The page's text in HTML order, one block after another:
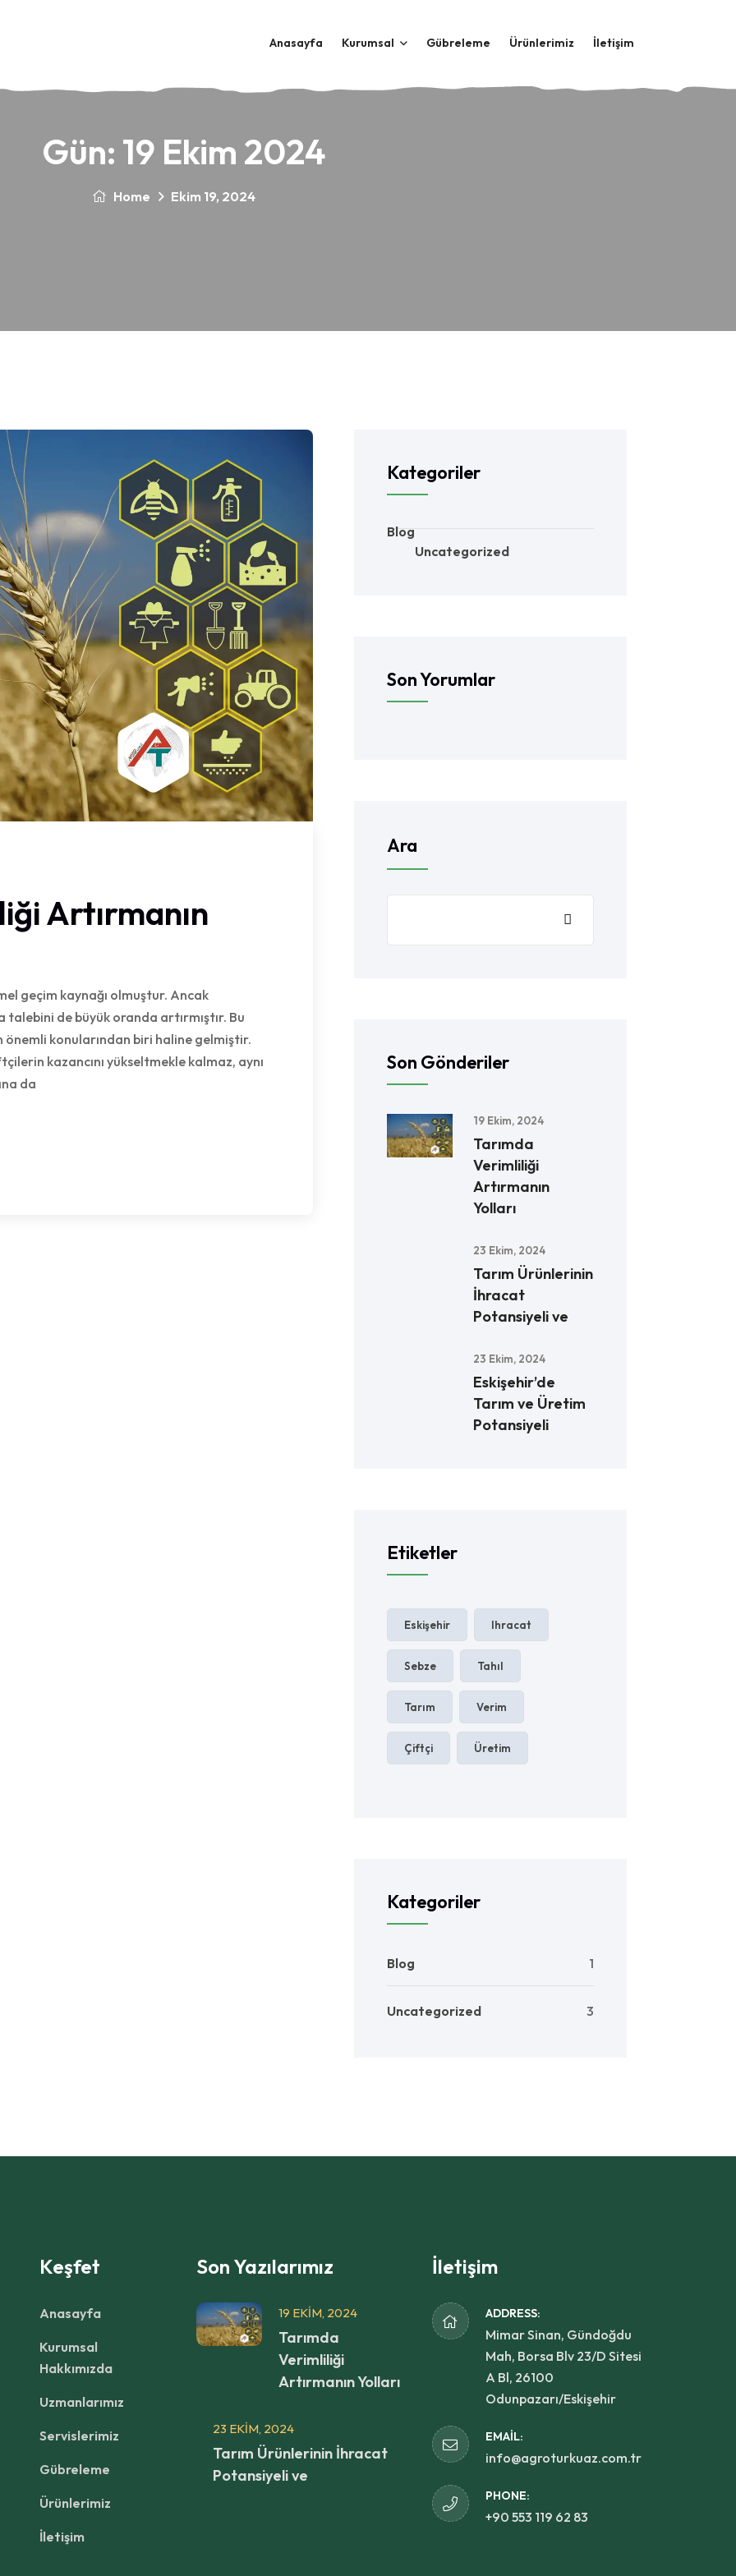
Anasayfa Kurumsal Gübreleme Ürünlerimiz İletişim
Gün: 19 Ekim 2024
Home Ekim 19, 2024
Artırmanın
geçim kaynağı olmuştur. Ancak
talebini de büyük oranda artırmıştır. Bu
konularından biri haline gelmiştir.
kazancını yükseltmekle kalmaz, aynı
da
Kategoriler
Blog
Uncategorized
Son Yorumlar
Ara
Son Gönderiler
19 Ekim, 2024
Tarımda
Verimliliği
Artırmanın
Yolları
23 Ekim, 2024
Tarım Ürünlerinin
İhracat
Potansiyeli ve
23 Ekim, 2024
Eskişehir’de
Tarım ve Üretim
Potansiyeli
Etiketler
Eskişehir Ihracat
Sebze Tahıl
Tarım Verim
Çiftçi Üretim
Kategoriler
Blog 1
Uncategorized 3
Keşfet
Anasayfa
Kurumsal
Hakkımızda
Uzmanlarımız
Servislerimiz
Gübreleme
Ürünlerimiz
İletişim
Son Yazılarımız
19 EKIM, 2024
Tarımda
Verimliliği
Artırmanın Yolları
23 EKIM, 2024
Tarım Ürünlerinin İhracat
Potansiyeli ve
İletişim
ADDRESS:
Mimar Sinan, Gündoğdu
Mah, Borsa Blv 23/D Sitesi
A Bl, 26100
Odunpazarı/Eskişehir
EMAIL:
info@agroturkuaz.com.tr
PHONE:
+90 553 119 62 83